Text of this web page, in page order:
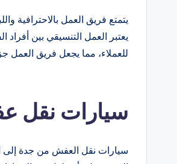
يتمتع فريق العمل بالاحترافية
يعتبر العمل التنسيقي بين
للعملاء، مما يجعل فريق
سيارات نقل
سيارات نقل العفش من جدة إلى